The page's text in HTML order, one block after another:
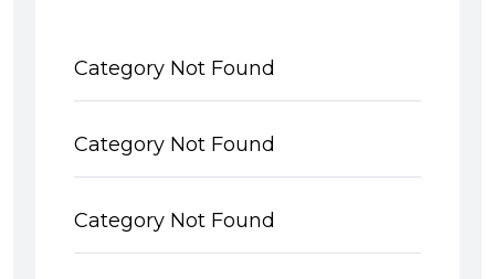
Category Not Found
Category Not Found
Category Not Found